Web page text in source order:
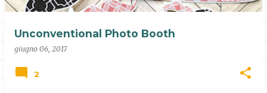
Unconventional Photo Booth
giugno 06, 2017
2